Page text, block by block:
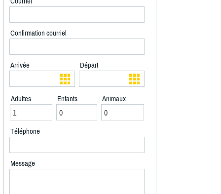
Confirmation courriel
Arrivée Départ
Adultes Enfants Animaux
Téléphone
Message